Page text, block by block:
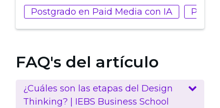
Postgrado en Paid Media con IA
FAQ's del artículo
¿Cuáles son las etapas del Design
Thinking? | IEBS Business School